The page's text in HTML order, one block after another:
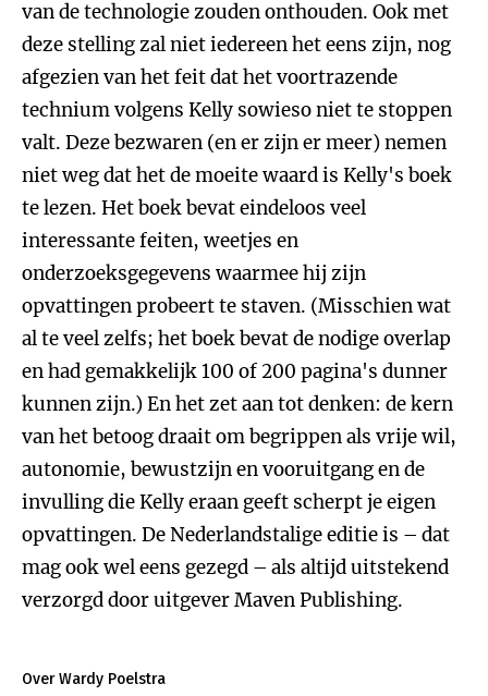
van de technologie zouden onthouden. Ook met
deze stelling zal niet iedereen het eens zijn, nog
afgezien van het feit dat het voortrazende
technium volgens Kelly sowieso niet te stoppen
valt. Deze bezwaren (en er zijn er meer) nemen
niet weg dat het de moeite waard is Kelly's boek
te lezen. Het boek bevat eindeloos veel
interessante feiten, weetjes en
onderzoeksgegevens waarmee hij zijn
opvattingen probeert te staven. (Misschien wat
al te veel zelfs; het boek bevat de nodige overlap
en had gemakkelijk 100 of 200 pagina's dunner
kunnen zijn.) En het zet aan tot denken: de kern
van het betoog draait om begrippen als vrije wil,
autonomie, bewustzijn en vooruitgang en de
invulling die Kelly eraan geeft scherpt je eigen
opvattingen. De Nederlandstalige editie is – dat
mag ook wel eens gezegd – als altijd uitstekend
verzorgd door uitgever Maven Publishing.
Over Wardy Poelstra